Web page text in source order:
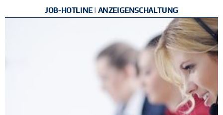
JOB-HOTLINE | ANZEIGENSCHALTUNG